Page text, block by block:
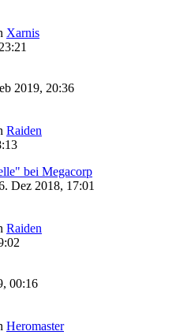
Xarnis
2019, 20:36
Raiden
bei Megacorp
Dez 2018, 17:01
Raiden
00:16
Heromaster